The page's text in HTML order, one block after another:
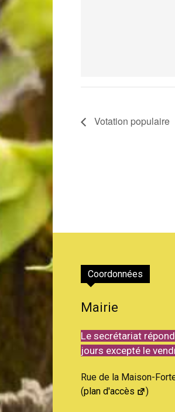
Votation populaire
Coordonnées
Mairie
Le secrétariat
jours excepté le
Rue de la Maison-
(plan d'accès )